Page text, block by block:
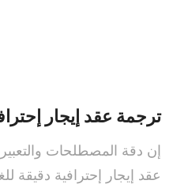
ترجمة عقد إيجار
إن دقة المصطلحات
عقد إيجار إحترافية دقيقة